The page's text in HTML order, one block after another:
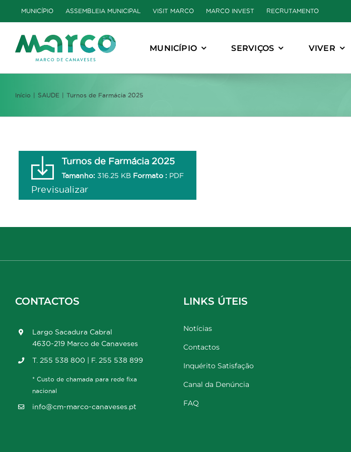
to
content
MUNICÍPIO ASSEMBLEIA MUNICIPAL VISIT MARCO MARCO INVEST RECRUTAMENTO
MUNICÍPIO SERVIÇOS VIVER
Início SAUDE Turnos de Farmácia 2025
Turnos de Farmácia 2025
Tamanho: 316.25 KB Formato : PDF
Previsualizar
CONTACTOS
Largo Sacadura Cabral
4630-219 Marco de Canaveses
T. 255 538 800 | F. 255 538 899
* Custo de chamada para rede fixa
nacional
info@cm-marco-canaveses.pt
LINKS ÚTEIS
Notícias
Contactos
Inquérito Satisfação
Canal da Denúncia
FAQ